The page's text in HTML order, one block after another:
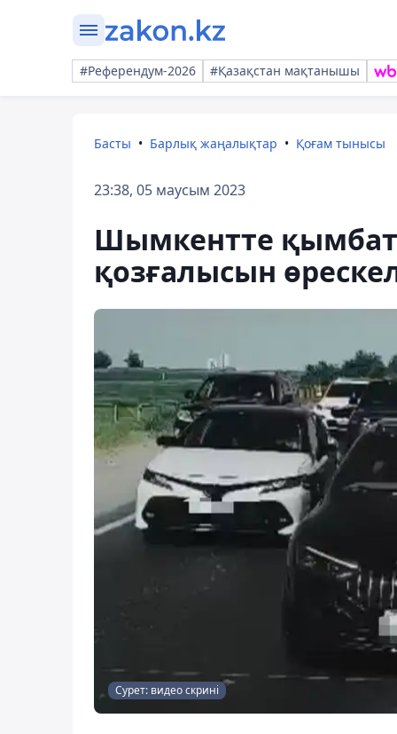
#Референдум-2026 #Қазақстан мақтанышы
Басты Барлық жаңалықтар Қоғам тынысы
23:38, 05 маусым 2023
Шымкентте қымбат
қозғалысын
Сурет: видео скрині